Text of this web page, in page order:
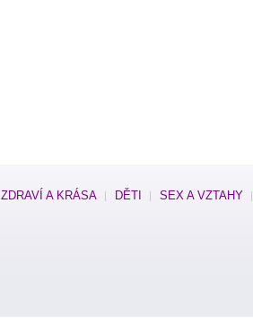
ZDRAVÍ A KRÁSA DĚTI SEX A VZTAHY